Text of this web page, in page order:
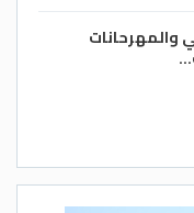
والمهرحانات